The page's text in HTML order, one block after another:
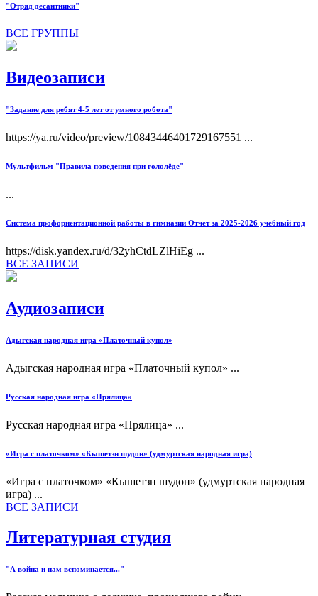
"Отряд десантники"
ВСЕ ГРУППЫ
Видеозаписи
"Задание для ребят 4-5 лет от умного робота"
https://ya.ru/video/preview/10843446401729167551 ...
Мультфильм "Правила поведения при гололёде"
...
Система профориентационной работы в гимназии Отчет за 2025-2026 учебный год
https://disk.yandex.ru/d/32yhCtdLZlHiEg ...
ВСЕ ЗАПИСИ
Аудиозаписи
Адыгская народная игра «Платочный купол»
Адыгская народная игра «Платочный купол» ...
Русская народная игра «Прялица»
Русская народная игра «Прялица» ...
«Игра с платочком» «Кышетзн шудон» (удмуртская народная игра)
«Игра с платочком» «Кышетзн шудон» (удмуртская народная
игра) ...
ВСЕ ЗАПИСИ
Литературная студия
"А война и нам вспоминается..."